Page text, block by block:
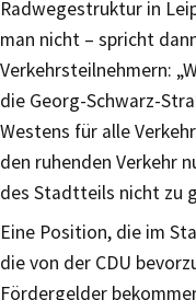
Radwegestruktur in
man nicht – spricht
Verkehrsteilnehmern:
die Georg-Schwarz-
Westens für alle
den ruhenden Verkehr
des Stadtteils nicht zu
Eine Position, die im
die von der CDU
Fördergelder